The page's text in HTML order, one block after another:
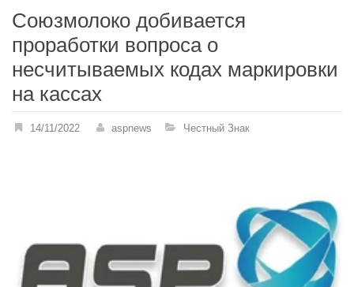
Союзмолоко добивается
проработки вопроса о
несчитываемых кодах маркировки
на кассах
14/11/2022 aspnews Честный Знак